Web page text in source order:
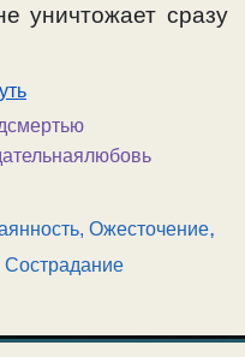
уничтожает сразу
Ожесточение,
Сострадание